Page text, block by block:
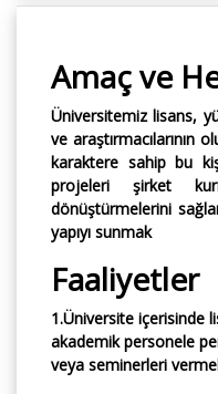
Amaç ve
Üniversitemiz lisans,
ve araştırmacılarının
karaktere sahip bu
projeleri şirket
dönüştürmelerini
yapıyı sunmak
Faaliyetler
1.Üniversite içerisinde
akademik personele
veya seminerleri